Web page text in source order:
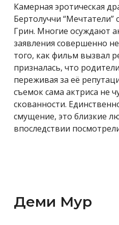
Камерная эротическая
Бертолуччи
Грин. Многие осуждают
заявления совершенно
того, как фильм вызвал
призналась, что
переживая за её
съемок сама актриса не
скованности.
смущение, это близкие
впоследствии
Деми Мур